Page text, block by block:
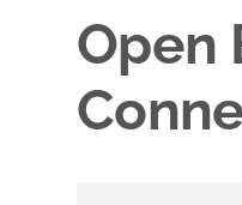
Open